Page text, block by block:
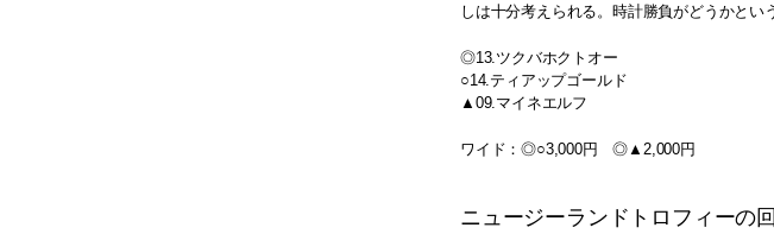
しは十分考えられる。時計勝負がどうかとい
◎13.ツクバホクトオー
○14.ティアップゴールド
▲09.マイネエルフ
ワイド：◎○3,000円 ◎▲2,000円
ニュージーランドトロフィーの